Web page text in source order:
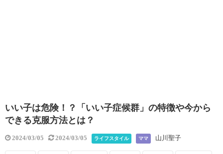
いい子は危険！？「いい子症候群」の特徴や今から
できる克服方法とは？
2024/03/05 2024/03/05 ライフスタイル ママ 山川聖子